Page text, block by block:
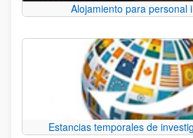
Alojamiento para personal
Estancias temporales de